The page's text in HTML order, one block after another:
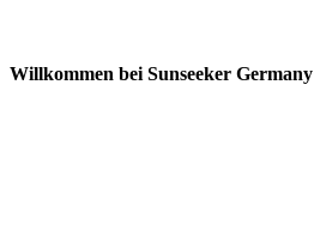
Willkommen bei Sunseeker Germany